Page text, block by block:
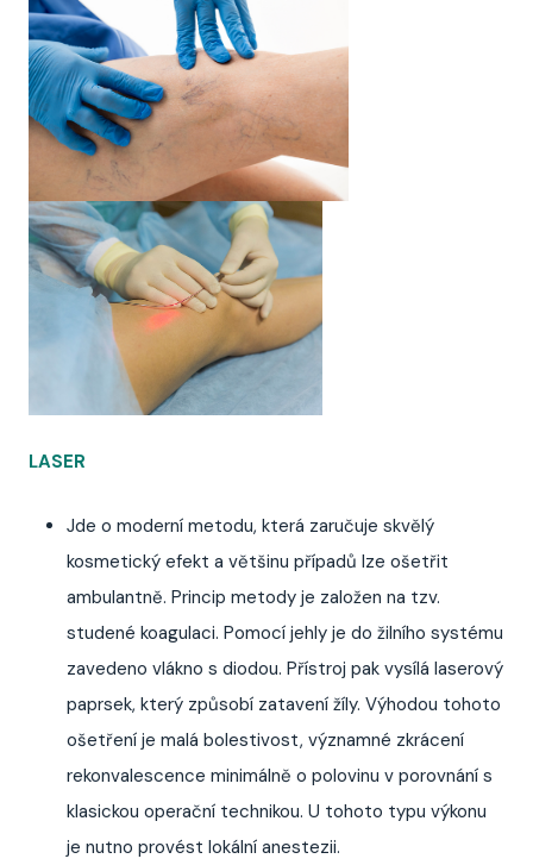
LASER
Jde o moderní metodu, která zaručuje skvělý
kosmetický efekt a většinu případů lze ošetřit
ambulantně. Princip metody je založen na tzv.
studené koagulaci. Pomocí jehly je do žilního systému
zavedeno vlákno s diodou. Přístroj pak vysílá laserový
paprsek, který způsobí zatavení žíly. Výhodou tohoto
ošetření je malá bolestivost, významné zkrácení
rekonvalescence minimálně o polovinu v porovnání s
klasickou operační technikou. U tohoto typu výkonu
je nutno provést lokální anestezii.